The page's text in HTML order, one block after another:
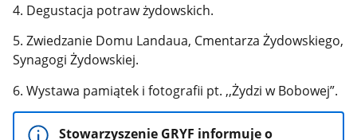
4. Degustacja potraw żydowskich.
5. Zwiedzanie Domu Landaua, Cmentarza Żydowskiego,
Synagogi Żydowskiej.
6. Wystawa pamiątek i fotografii pt. ,,Żydzi w Bobowej”.
Stowarzyszenie GRYF informuje o